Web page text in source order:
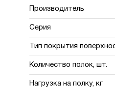
Производитель
Серия
Тип покрытия
Количество полок, шт.
Нагрузка на полку, кг